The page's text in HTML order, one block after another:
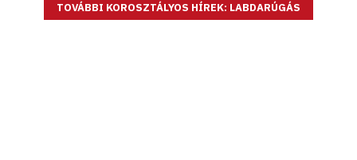
TOVÁBBI KOROSZTÁLYOS HÍREK: LABDARÚGÁS